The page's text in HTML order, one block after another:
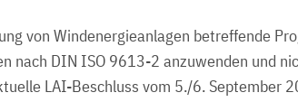
von Windenergieanlagen betreffende
nach DIN ISO 9613-2 anzuwenden und
LAI-Beschluss vom 5./6. September